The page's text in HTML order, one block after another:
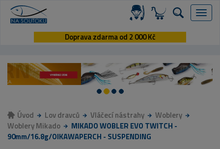
Menu
Doprava zdarma od 2 000 Kč
Úvod Lov dravců Vláčecí nástrahy
Woblery
Woblery Mikado
MIKADO WOBLER EVO TWITCH -
90mm/16.8g/OIKAWAPERCH - SUSPENDING